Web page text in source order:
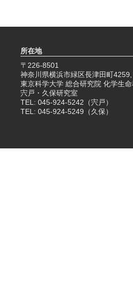
所在地
〒226-8501
神奈川県横浜市緑区長津田町
東京科学大学 総合研究院 化学生
宍戸・久保研究室
TEL: 045-924-5242（宍戸）
TEL: 045-924-5249（久保）